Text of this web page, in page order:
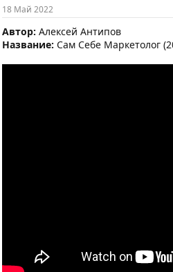
18 Май 2022
Автор: Алексей Антипов
Название: Сам Себе Маркетолог